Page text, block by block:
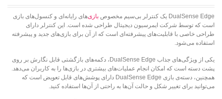
DualSense Edge یک کنترلر بی‌سیم مخصوص بازی‌های رایانه‌ای و کنسول‌های بازی
است که توسط شرکت ایمرسیون دیجیتال طراحی شده است. این کنترلر دارای
طراحی خاصی با قابلیت‌های پیشرفته‌ای است که از آن برای بازی‌های جدید و پیشرفته
استفاده می‌شود.
یکی از ویژگی‌های جذاب DualSense Edge، دکمه‌های بازگشتی قابل نگارش بر روی
پشت دسته است که امکان انجام عملیات‌های بیشتری در بازی‌ها را به کاربران می‌دهد.
همچنین، دسته‌ی بازی DualSense Edge دارای پوشش‌های قابل تعویض است که
می‌توانید برای تغییر شکل و حالت آن‌ها به راحتی از آن‌ها استفاده کنید.